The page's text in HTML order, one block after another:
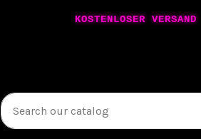
KOSTENLOSER VERSAND